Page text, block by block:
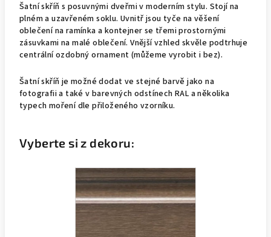
Šatní skříň s posuvnými dveřmi v moderním stylu. Stojí na
plném a uzavřeném soklu. Uvnitř jsou tyče na věšení
oblečení na ramínka a kontejner se třemi prostornými
zásuvkami na malé oblečení. Vnější vzhled skvěle podtrhuje
centrální ozdobný ornament (můžeme vyrobit i bez).
Šatní skříň je možné dodat ve stejné barvě jako na
fotografii a také v barevných odstínech RAL a několika
typech moření dle přiloženého vzorníku.
Vyberte si z dekoru: